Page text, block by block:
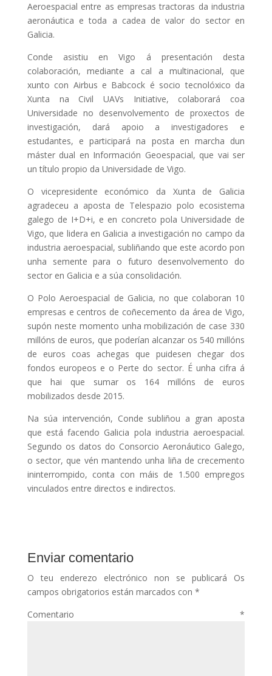
Aeroespacial entre as empresas tractoras da industria
aeronáutica e toda a cadea de valor do sector en
Galicia.
Conde asistiu en Vigo á presentación desta
colaboración, mediante a cal a multinacional, que
xunto con Airbus e Babcock é socio tecnolóxico da
Xunta na Civil UAVs Initiative, colaborará coa
Universidade no desenvolvemento de proxectos de
investigación, dará apoio a investigadores e
estudantes, e participará na posta en marcha dun
máster dual en Información Geoespacial, que vai ser
un título propio da Universidade de Vigo.
O vicepresidente económico da Xunta de Galicia
agradeceu a aposta de Telespazio polo ecosistema
galego de I+D+i, e en concreto pola Universidade de
Vigo, que lidera en Galicia a investigación no campo da
industria aeroespacial, subliñando que este acordo pon
unha semente para o futuro desenvolvemento do
sector en Galicia e a súa consolidación.
O Polo Aeroespacial de Galicia, no que colaboran 10
empresas e centros de coñecemento da área de Vigo,
supón neste momento unha mobilización de case 330
millóns de euros, que poderían alcanzar os 540 millóns
de euros coas achegas que puidesen chegar dos
fondos europeos e o Perte do sector. É unha cifra á
que hai que sumar os 164 millóns de euros
mobilizados desde 2015.
Na súa intervención, Conde subliñou a gran aposta
que está facendo Galicia pola industria aeroespacial.
Segundo os datos do Consorcio Aeronáutico Galego,
o sector, que vén mantendo unha liña de crecemento
ininterrompido, conta con máis de 1.500 empregos
vinculados entre directos e indirectos.
Enviar comentario
O teu enderezo electrónico non se publicará
Os
campos obrigatorios están marcados con *
Comentario*